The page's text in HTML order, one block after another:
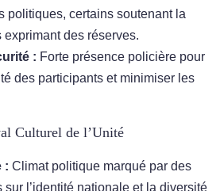
politiques, certains soutenant la
exprimant des réserves.
: Forte présence policière pour
des participants et minimiser les
Culturel de l’Unité
: Climat politique marqué par des
l’identité nationale et la diversité